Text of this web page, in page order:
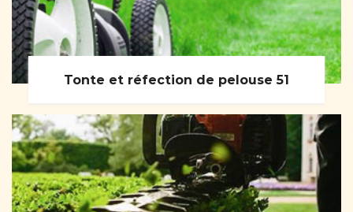
Tonte et réfection de pelouse 51